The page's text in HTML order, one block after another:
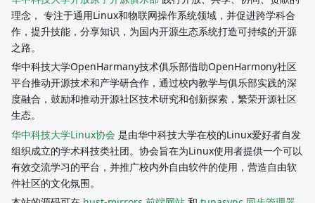
理念， 专注于通用Linux和物联网操作系统领域，并促进跨学科合
作，提升技能，分享知识，为国内开源生态系统打造可持续的开源
之路。
华中科技大学OpenHarmany技术俱乐部借助OpenHarmony社区
平台推动开源技术和产学研合作，通过校内教学与俱乐部实践的深
度融合，鼓励和推动开源社区技术研究和创新探索，繁荣开源社区
生态。
华中科技大学Linux协会 是由华中科技大学在校的Linux爱好者自发
组织成立的学术科技类社团。协会旨在为Linux使用者提供一个可以
有效交流学习的平台，并推广校内外自由软件的使用，营造自由软
件社区的文化氛围。